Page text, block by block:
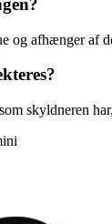
og afhænger af
skyldneren